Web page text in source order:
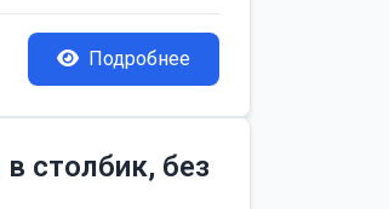
Подробнее
столбик, без